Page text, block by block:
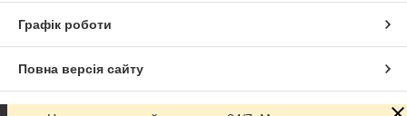
Графік роботи
Повна версія сайту
Сайт створено на маркетплейсі Prom.ua